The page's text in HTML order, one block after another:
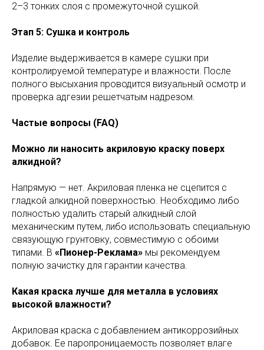
2–3 тонких слоя с промежуточной сушкой.
Этап 5: Сушка и контроль
Изделие выдерживается в камере сушки при
контролируемой температуре и влажности. После
полного высыхания проводится визуальный осмотр и
проверка адгезии решетчатым надрезом.
Частые вопросы (FAQ)
Можно ли наносить акриловую краску поверх
алкидной?
Напрямую — нет. Акриловая пленка не сцепится с
гладкой алкидной поверхностью. Необходимо либо
полностью удалить старый алкидный слой
механическим путем, либо использовать специальную
связующую грунтовку, совместимую с обоими
типами. В «Пионер-Реклама» мы рекомендуем
полную зачистку для гарантии качества.
Какая краска лучше для металла в условиях
высокой влажности?
Акриловая краска с добавлением антикоррозийных
добавок. Ее паропроницаемость позволяет влаге